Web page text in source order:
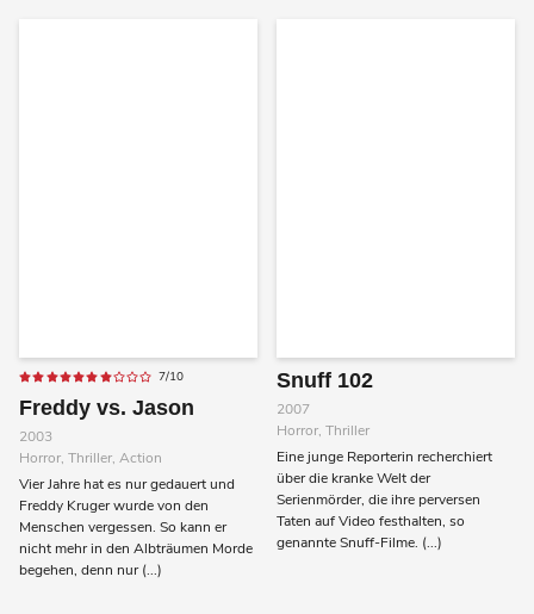
7/10
Freddy vs. Jason
2003
Horror, Thriller, Action
Vier Jahre hat es nur gedauert und
Freddy Kruger wurde von den
Menschen vergessen. So kann er
nicht mehr in den Albträumen Morde
begehen, denn nur (...)
Snuff 102
2007
Horror, Thriller
Eine junge Reporterin recherchiert
über die kranke Welt der
Serienmörder, die ihre perversen
Taten auf Video festhalten, so
genannte Snuff-Filme. (...)